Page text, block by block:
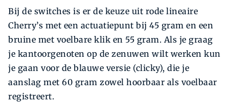
Bij de switches is er de keuze uit rode lineaire
Cherry’s met een actuatiepunt bij 45 gram en een
bruine met voelbare klik en 55 gram. Als je graag
je kantoorgenoten op de zenuwen wilt werken kun
je gaan voor de blauwe versie (clicky), die je
aanslag met 60 gram zowel hoorbaar als voelbaar
registreert.